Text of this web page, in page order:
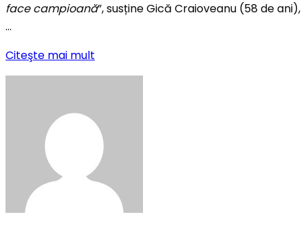
face campioană”, susține Gică Craioveanu (58 de ani),
…
Citeşte mai mult